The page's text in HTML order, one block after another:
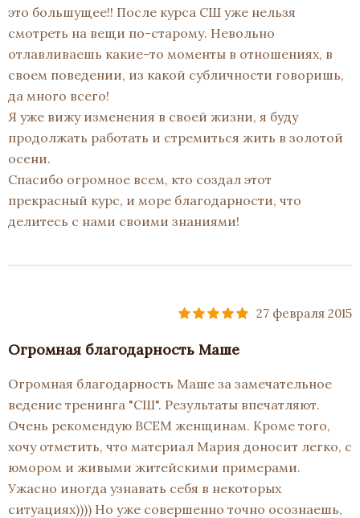
это большущее!! После курса СШ уже нельзя
смотреть на вещи по-старому. Невольно
отлавливаешь какие-то моменты в отношениях, в
своем поведении, из какой субличности говоришь,
да много всего!
Я уже вижу изменения в своей жизни, я буду
продолжать работать и стремиться жить в золотой
осени.
Спасибо огромное всем, кто создал этот
прекрасный курс, и море благодарности, что
делитесь с нами своими знаниями!
27 февраля 2015
Огромная благодарность Маше
Огромная благодарность Маше за замечательное
ведение тренинга "СШ". Результаты впечатляют.
Очень рекомендую ВСЕМ женщинам. Кроме того,
хочу отметить, что материал Мария доносит легко, с
юмором и живыми житейскими примерами.
Ужасно иногда узнавать себя в некоторых
ситуациях)))) Но уже совершенно точно осознаешь,